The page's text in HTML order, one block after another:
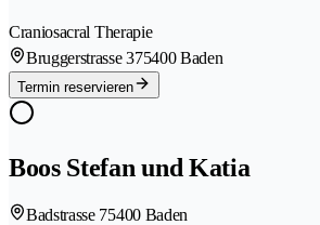
Craniosacral Therapie
Bruggerstrasse 375400 Baden
Termin reservieren
Boos Stefan und Katia
Badstrasse 75400 Baden